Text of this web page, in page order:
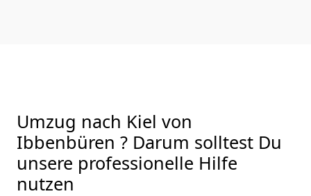
Umzug nach Kiel von
Ibbenbüren ? Darum solltest Du
unsere professionelle Hilfe
nutzen